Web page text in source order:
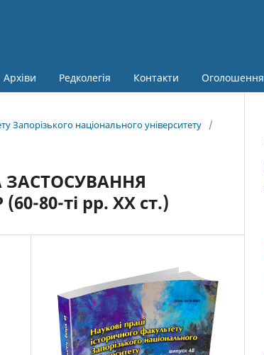
Архіви Редколегія Контакти Оголошення
Запорізького національного університету
/
80-ті рр. XX ст.)